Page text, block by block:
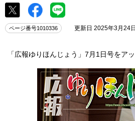
ページ番号1010336 更新日 2025年3月24日
「広報ゆりほんじょう」7月1日号をア